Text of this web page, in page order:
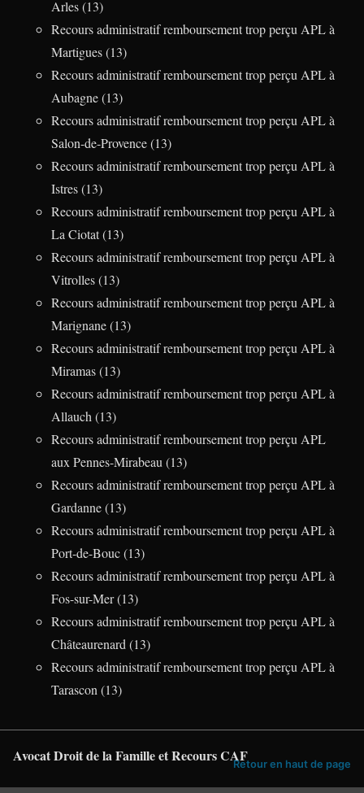
Arles (13)
Recours administratif remboursement trop perçu APL à
Martigues (13)
Recours administratif remboursement trop perçu APL à
Aubagne (13)
Recours administratif remboursement trop perçu APL à
Salon-de-Provence (13)
Recours administratif remboursement trop perçu APL à
Istres (13)
Recours administratif remboursement trop perçu APL à
La Ciotat (13)
Recours administratif remboursement trop perçu APL à
Vitrolles (13)
Recours administratif remboursement trop perçu APL à
Marignane (13)
Recours administratif remboursement trop perçu APL à
Miramas (13)
Recours administratif remboursement trop perçu APL à
Allauch (13)
Recours administratif remboursement trop perçu APL
aux Pennes-Mirabeau (13)
Recours administratif remboursement trop perçu APL à
Gardanne (13)
Recours administratif remboursement trop perçu APL à
Port-de-Bouc (13)
Recours administratif remboursement trop perçu APL à
Fos-sur-Mer (13)
Recours administratif remboursement trop perçu APL à
Châteaurenard (13)
Recours administratif remboursement trop perçu APL à
Tarascon (13)
Avocat Droit de la Famille et Recours CAFRetour en haut de page